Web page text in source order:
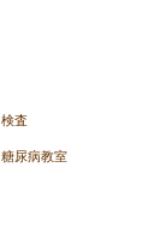
検査
糖尿病教室